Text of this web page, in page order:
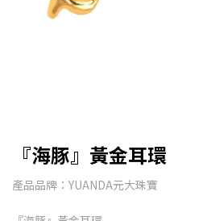
『海豚』黃金耳環
產品品牌：YUANDA元大珠寶